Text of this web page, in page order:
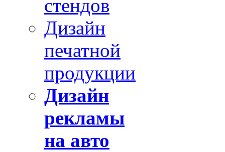
стендов
Дизайн
печатной
продукции
Дизайн
рекламы
на авто